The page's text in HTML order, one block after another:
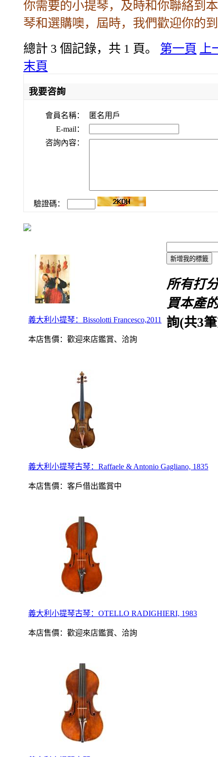
你需要的小提琴，及時和你聯絡到
琴和選購噢，屆時，我們歡迎你的
總計 3 個記錄，共 1 頁。 第一頁
末頁
我要咨詢
會員名稱：
匿名用戶
E-mail：
咨詢內容：
驗證碼：
義大利小提琴：Bissolotti Francesco,2011
本店售價： 歡迎來店鑑賞、洽詢
義大利小提琴古琴：Raffaele & Antonio Gagliano, 1835
本店售價： 客戶借出鑑賞中
義大利小提琴古琴：OTELLO RADIGHIERI, 1983
本店售價： 歡迎來店鑑賞、洽詢
所有打
買本產
詢(共3